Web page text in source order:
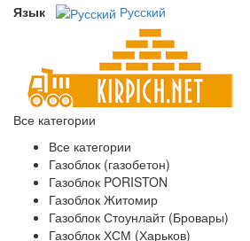
Язык Русский
Все категории
Все категории
Газоблок (газобетон)
Газоблок PORISTON
Газоблок Житомир
Газоблок Стоунлайт (Бровары)
Газоблок ХСМ (Харьков)